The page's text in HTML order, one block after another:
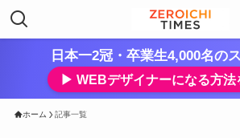
日本一2冠・卒業生4,000名の
▶︎ WEBデザイナーになる方法
ホーム 記事一覧